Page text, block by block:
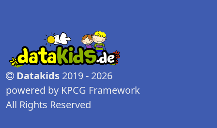
Datakids 2019 - 2026
powered by KPCG Framework
All Rights Reserved